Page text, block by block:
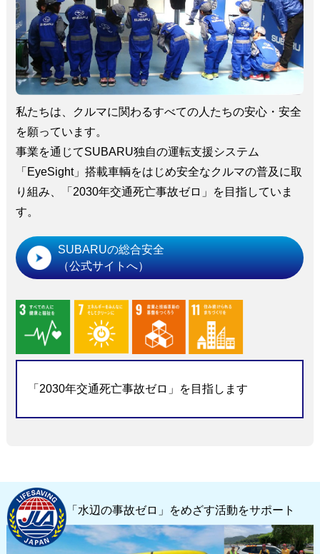
私たちは、クルマに関わるすべての人たちの安心・安全
を願っています。
事業を通じてSUBARU独自の運転支援システム
「EyeSight」搭載車輌をはじめ安全なクルマの普及に取
り組み、「2030年交通死亡事故ゼロ」を目指していま
す。
SUBARUの総合安全
（公式サイトへ）
「2030年交通死亡事故ゼロ」を目指します
「水辺の事故ゼロ」をめざす活動をサポート